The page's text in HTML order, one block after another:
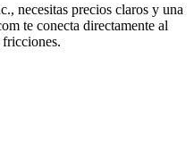
necesitas precios claros y una
te conecta directamente al
fricciones.